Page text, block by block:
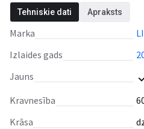
Tehniskie dati Apraksts
Marka
Izlaides gads
Jauns
Kravnesība
Krāsa